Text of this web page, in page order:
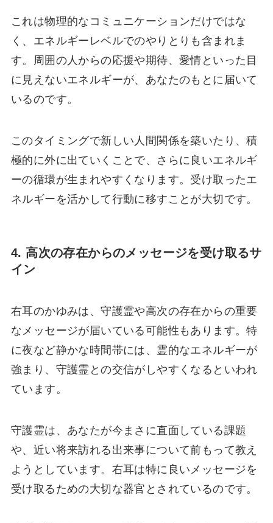
これは物理的なコミュニケーションだけではな
く、エネルギーレベルでのやりとりも含まれま
す。周囲の人からの応援や期待、愛情といった目
に見えないエネルギーが、あなたのもとに届いて
いるのです。
このタイミングで新しい人間関係を築いたり、積
極的に外に出ていくことで、さらに良いエネルギ
ーの循環が生まれやすくなります。受け取ったエ
ネルギーを活かして行動に移すことが大切です。
4. 高次の存在からのメッセージを受け取るサ
イン
右耳のかゆみは、守護霊や高次の存在からの重要
なメッセージが届いている可能性もあります。特
に夜など静かな時間帯には、霊的なエネルギーが
強まり、守護霊との交信がしやすくなるといわれ
ています。
守護霊は、あなたが今まさに直面している課題
や、近い将来訪れる出来事について前もって教え
ようとしています。右耳は特に良いメッセージを
受け取るための大切な器官とされているのです。